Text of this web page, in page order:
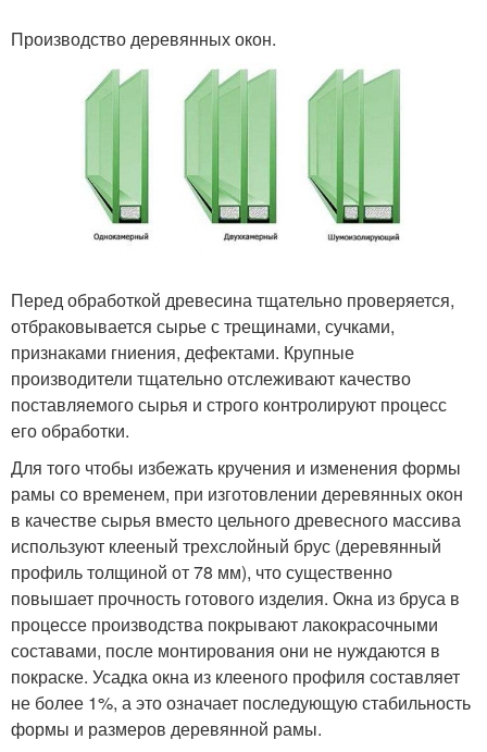
Производство деревянных окон.
Перед обработкой древесина тщательно проверяется,
отбраковывается сырье с трещинами, сучками,
признаками гниения, дефектами. Крупные
производители тщательно отслеживают качество
поставляемого сырья и строго контролируют процесс
его обработки.
Для того чтобы избежать кручения и изменения формы
рамы со временем, при изготовлении деревянных окон
в качестве сырья вместо цельного древесного массива
используют клееный трехслойный брус (деревянный
профиль толщиной от 78 мм), что существенно
повышает прочность готового изделия. Окна из бруса в
процессе производства покрывают лакокрасочными
составами, после монтирования они не нуждаются в
покраске. Усадка окна из клееного профиля составляет
не более 1%, а это означает последующую стабильность
формы и размеров деревянной рамы.